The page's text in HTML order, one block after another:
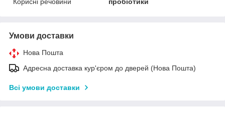
Умови доставки
Нова Пошта
Адресна доставка кур'єром до дверей (Нова Пошта)
Всі умови доставки